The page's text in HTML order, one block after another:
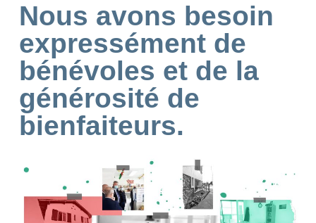
Nous avons besoin
expressément de
bénévoles et de la
générosité de
bienfaiteurs.